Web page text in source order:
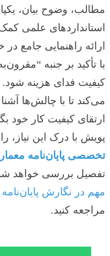
مطالب، وضوح بیان،
استانداردهای علمی
ارائه راهنمایی جامع
با تأکید بر جنبه
کیفیت فدای هزینه شود.
می‌کند تا با چالش‌ها
ارتقای کیفیت کار خود
پویش با درک این
تخصصی پایان‌نامه
تفصیل بررسی خواهد
مهم در نگارش پایان‌نامه
مراجعه کنید.